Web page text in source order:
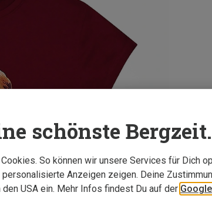
schönste
So können wir unsere Services für Dich
Anzeigen zeigen. Deine
den USA ein. Mehr Infos findest Du auf der